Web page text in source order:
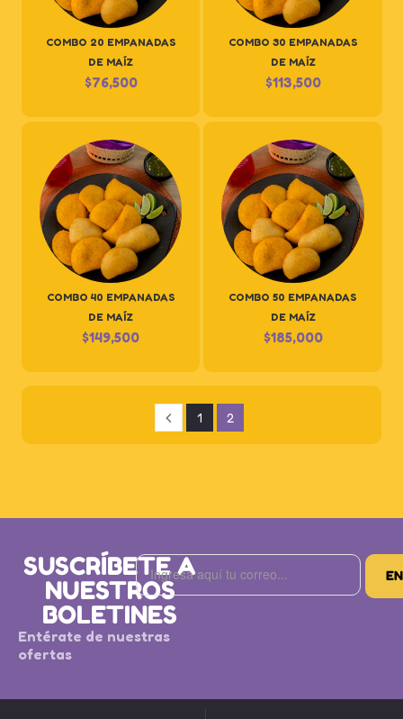
COMBO 20 EMPANADAS
DE MAÍZ
$76,500
COMBO 30 EMPANADAS
DE MAÍZ
$113,500
COMBO 40 EMPANADAS
DE MAÍZ
$149,500
COMBO 50 EMPANADAS
DE MAÍZ
$185,000
1 2
SUSCRÍBETE A
NUESTROS
BOLETINES
Entérate de nuestras
ofertas